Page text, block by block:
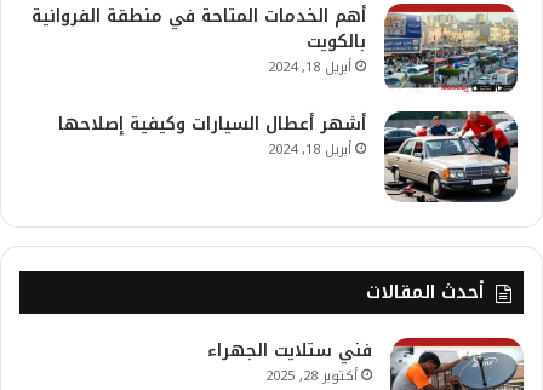
أهم الخدمات المتاحة في منطقة الفروانية
بالكويت
أبريل 18, 2024
أشهر أعطال السيارات وكيفية إصلاحها
أبريل 18, 2024
أحدث المقالات
فني ستلايت الجهراء
أكتوبر 28, 2025